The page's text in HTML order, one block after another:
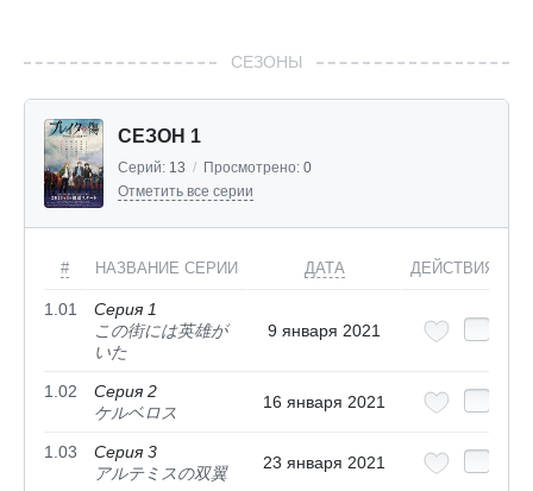
СЕЗОНЫ
СЕЗОН 1
Серий: 13 / Просмотрено: 0
Отметить все серии
# НАЗВАНИЕ СЕРИИ ДАТА ДЕЙСТВИЯ
1.01
Серия 1
この街には英雄が
いた
9 января 2021
1.02
Серия 2
ケルベロス
16 января 2021
1.03
Серия 3
アルテミスの双翼
23 января 2021